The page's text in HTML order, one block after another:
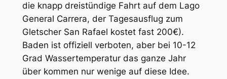
die knapp dreistündige Fahrt auf dem Lago
General Carrera, der Tagesausflug zum
Gletscher San Rafael kostet fast 200€).
Baden ist offiziell verboten, aber bei 10-12
Grad Wassertemperatur das ganze Jahr
über kommen nur wenige auf diese Idee.